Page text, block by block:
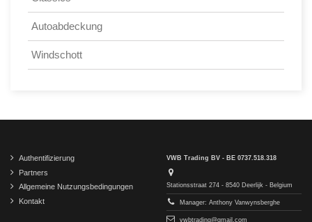
Autoabdeckung
Windschott
Authentifizierung
Partners
Allgemeine Nutzungsbedingungen
Kontakt
VWB Trading BV - BE 0737.518.318
Stationsstraat 274 - 8540 Deerlijk - Belgium
Manager: Anthony Vanwynsberghe
vwbtrading@gmail.com